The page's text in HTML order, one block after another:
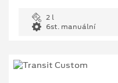
2 l
6st. manuální